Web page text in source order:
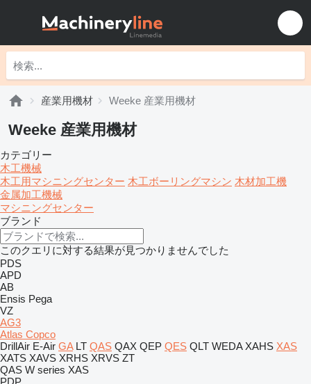
産業用機材 Weeke 産業用機材
Weeke 産業用機材
カテゴリー
木工機械
木工用マシニングセンター 木工ボーリングマシン 木材加工機
金属加工機械
マシニングセンター
ブランド
このクエリに対する結果が見つかりませんでした
PDS
APD
AB
Ensis Pega
VZ
AG3
Atlas Copco
DrillAir E-Air GA LT QAS QAX QEP QES QLT WEDA XAHS XAS
XATS XAVS XRHS XRVS ZT
QAS W series XAS
PDP